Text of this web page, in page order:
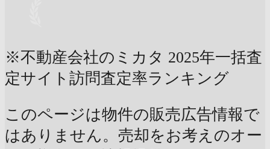
※不動産会社のミカタ 2025年一括査
定サイト訪問査定率ランキング
このページは物件の販売広告情報で
はありません。売却をお考えのオー